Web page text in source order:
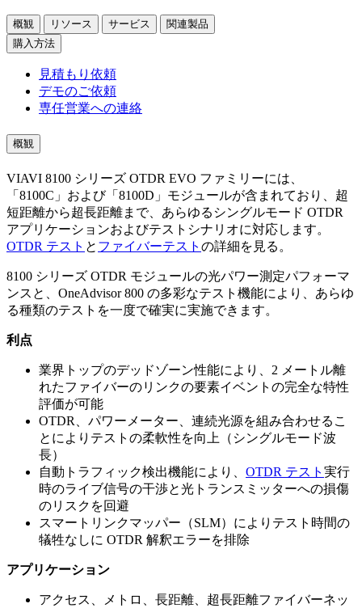
概観 リソース サービス
関連製品
購入方法
見積もり依頼
デモのご依頼
専任営業への連絡
概観
VIAVI 8100 シリーズ OTDR EVO ファミリーには、
「8100C」および「8100D」モジュールが含まれており、超
短距離から超長距離まで、あらゆるシングルモード OTDR
アプリケーションおよびテストシナリオに対応します。
OTDR テスト と ファイバーテスト の詳細を見る。
8100 シリーズ OTDR モジュールの光パワー測定パフォーマ
ンスと、OneAdvisor 800 の多彩なテスト機能により、あらゆ
る種類のテストを一度で確実に実施できます。
利点
業界トップのデッドゾーン性能により、2 メートル離
れたファイバーのリンクの要素イベントの完全な特性
評価が可能
OTDR、パワーメーター、連続光源を組み合わせるこ
とによりテストの柔軟性を向上（シングルモード波
長）
自動トラフィック検出機能により、 OTDR テスト 実行
時のライブ信号の干渉と光トランスミッターへの損傷
のリスクを回避
スマートリンクマッパー（SLM）によりテスト時間の
犠牲なしに OTDR 解釈エラーを排除
アプリケーション
アクセス、メトロ、長距離、超長距離ファイバーネッ